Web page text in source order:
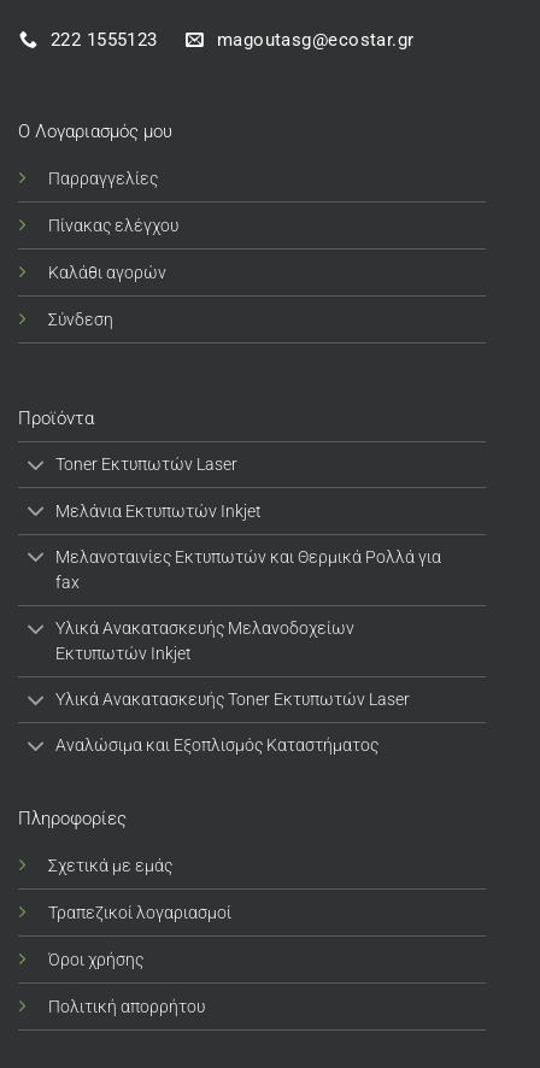
222 1555123 magoutasg@ecostar.gr
Ο Λογαριασμός μου
Παρραγγελίες
Πίνακας ελέγχου
Καλάθι αγορών
Σύνδεση
Προϊόντα
Toner Εκτυπωτών Laser
Μελάνια Εκτυπωτών Inkjet
Μελανοταινίες Εκτυπωτών και Θερμικά Ρολλά για
fax
Υλικά Ανακατασκευής Μελανοδοχείων
Εκτυπωτών Inkjet
Υλικά Ανακατασκευής Toner Εκτυπωτών Laser
Αναλώσιμα και Εξοπλισμός Καταστήματος
Πληροφορίες
Σχετικά με εμάς
Τραπεζικοί λογαριασμοί
Όροι χρήσης
Πολιτική απορρήτου